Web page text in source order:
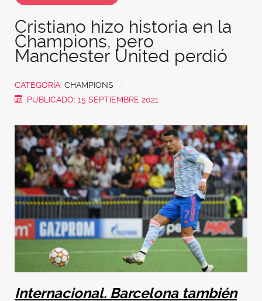
Cristiano hizo historia en la
Champions, pero
Manchester United perdió
CATEGORÍA: CHAMPIONS
PUBLICADO: 15 SEPTIEMBRE 2021
Internacional. Barcelona también